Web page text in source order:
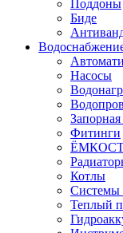
Поддоны
Биде
Насосы
Фитинги
Котлы
Системы
Теплый